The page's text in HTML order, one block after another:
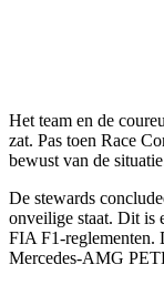
Het team en de
zat. Pas toen Race
bewust van de
De stewards
onveilige staat. Dit is
FIA F1-reglementen.
Mercedes-AMG